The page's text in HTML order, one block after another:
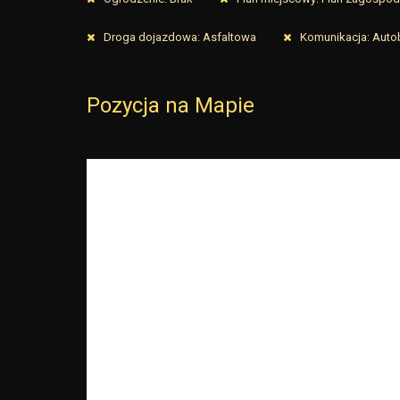
Droga dojazdowa: Asfaltowa Komunikacja:
Pozycja na Mapie